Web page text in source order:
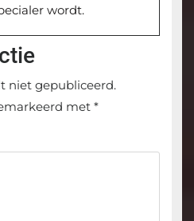
wordt.
niet gepubliceerd.
met *